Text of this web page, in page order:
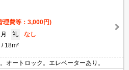
理費等：3,000円)
礼
なし
18m²
オートロック。エレベーターあり。